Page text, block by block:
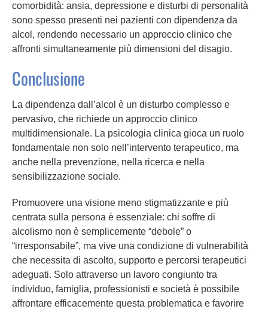
comorbidità: ansia, depressione e disturbi di personalità
sono spesso presenti nei pazienti con dipendenza da
alcol, rendendo necessario un approccio clinico che
affronti simultaneamente più dimensioni del disagio.
Conclusione
La dipendenza dall’alcol è un disturbo complesso e
pervasivo, che richiede un approccio clinico
multidimensionale. La psicologia clinica gioca un ruolo
fondamentale non solo nell’intervento terapeutico, ma
anche nella prevenzione, nella ricerca e nella
sensibilizzazione sociale.
Promuovere una visione meno stigmatizzante e più
centrata sulla persona è essenziale: chi soffre di
alcolismo non è semplicemente “debole” o
“irresponsabile”, ma vive una condizione di vulnerabilità
che necessita di ascolto, supporto e percorsi terapeutici
adeguati. Solo attraverso un lavoro congiunto tra
individuo, famiglia, professionisti e società è possibile
affrontare efficacemente questa problematica e favorire